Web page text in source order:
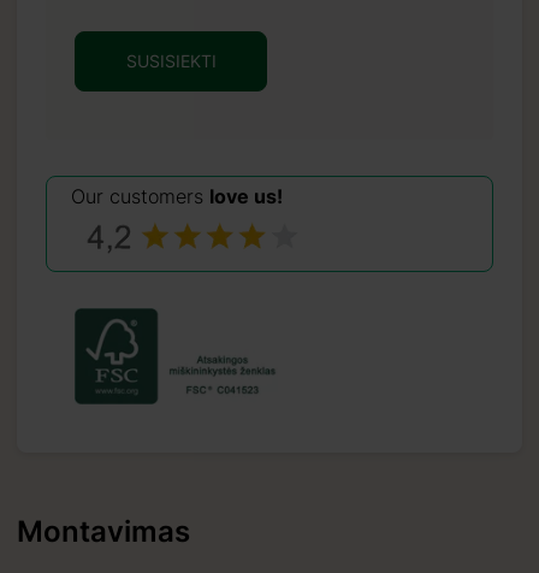
SUSISIEKTI
Our customers love us!
Montavimas